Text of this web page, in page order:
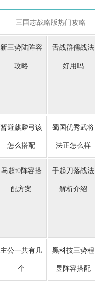
三国志战略版热门攻略
新三势陆阵容
攻略
舌战群儒战法
好用吗
暂避麒麟弓该
怎么搭配
蜀国优秀武将
法正怎么样
马超t0阵容搭
配方案
手起刀落战法
解析介绍
主公一共有几
个
黑科技三势程
昱阵容搭配